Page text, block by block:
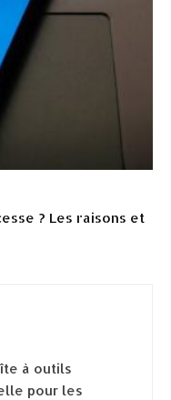
? Les raisons et
à outils
pour les